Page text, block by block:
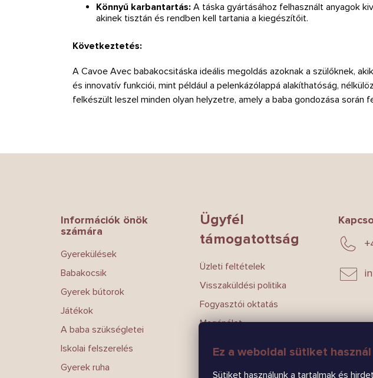
Ez a weboldal sütiket használ
Sütiket használunk a tartalmak és
Könnyű karbantartás: A táska gyártásához felhasznált anyagok
akinek tisztán és rendben kell tartania a kiegészítőit.
Következtetés:
A Cavoe Avec babakocsitáska ideális megoldás azoknak a szülőknek,
és innovatív funkciói, mint például a pelenkázólappá alakíthatóság,
felkészült leszel minden olyan helyzetre, amely a baba gondozása során
Információk önök
számára
Gyerekülések
Babakocsik
Gyerek bútorok
Játékok
A baba szükségletei
Iskolai felszerelés
Gyerek ruha
Ügyfél
támogatottság
Üzleti feltételek
Visszaküldési politika
Fogyasztói oktatás
Magánélet